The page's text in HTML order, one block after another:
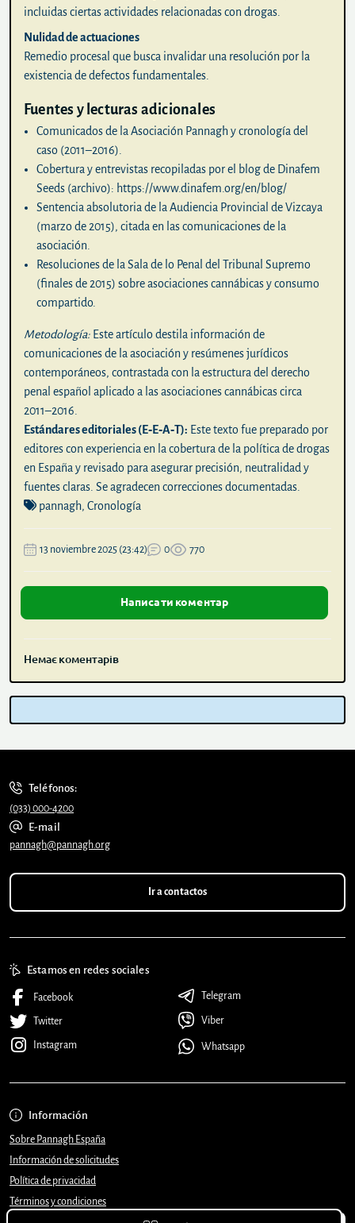
incluidas ciertas actividades relacionadas con drogas.
Nulidad de actuaciones
Remedio procesal que busca invalidar una resolución por la
existencia de defectos fundamentales.
Fuentes y lecturas adicionales
Comunicados de la Asociación Pannagh y cronología del
caso (2011–2016).
Cobertura y entrevistas recopiladas por el blog de Dinafem
Seeds (archivo): https://www.dinafem.org/en/blog/
Sentencia absolutoria de la Audiencia Provincial de Vizcaya
(marzo de 2015), citada en las comunicaciones de la
asociación.
Resoluciones de la Sala de lo Penal del Tribunal Supremo
(finales de 2015) sobre asociaciones cannábicas y consumo
compartido.
Metodología: Este artículo destila información de
comunicaciones de la asociación y resúmenes jurídicos
contemporáneos, contrastada con la estructura del derecho
penal español aplicado a las asociaciones cannábicas circa
2011–2016.
Estándares editoriales (E‑E‑A‑T): Este texto fue preparado por
editores con experiencia en la cobertura de la política de drogas
en España y revisado para asegurar precisión, neutralidad y
fuentes claras. Se agradecen correcciones documentadas.
pannagh, Cronología
13 noviembre 2025 (23:42) 0 770
Написати коментар
Немає коментарів
Teléfonos:
(033) 000-4200
E-mail
pannagh@pannagh.org
Ir a contactos
Información
Sobre Pannagh España
Información de solicitudes
Política de privacidad
Términos y condiciones
Estamos en redes sociales
Facebook
Twitter
Instagram
Telegram
Viber
Whatsapp